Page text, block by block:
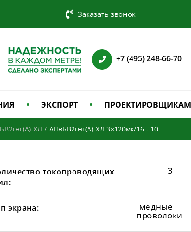
Заказать звонок
+7 (495) 248-66-70
ЭКСПОРТ ПРОЕКТИРОВЩИКАМ
ХЛ / АПвБВ2гнг(А)-ХЛ 3×120мк/16 - 10
токопроводящих
3
экрана: медные
проволоки